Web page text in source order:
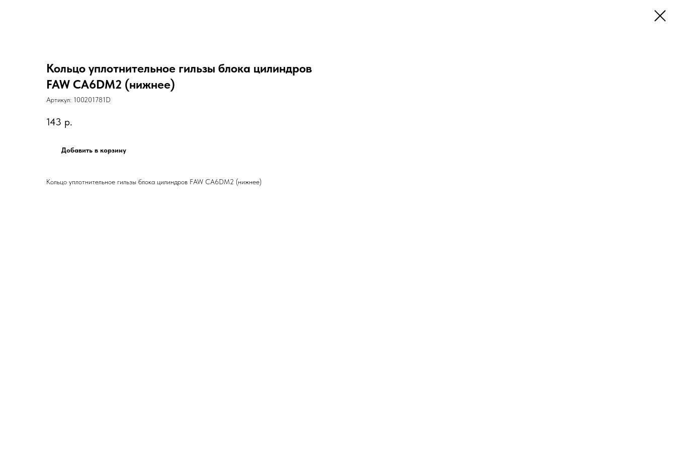
Кольцо уплотнительное гильзы блока цилиндров
FAW CA6DM2 (нижнее)
Артикул: 100201781D
143 р.
Добавить в корзину
Кольцо уплотнительное гильзы блока цилиндров FAW CA6DM2 (нижнее)